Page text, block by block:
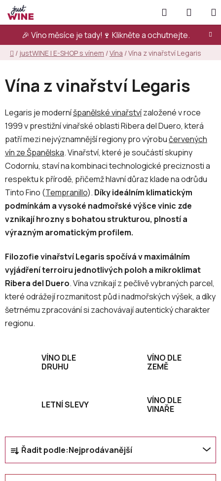
Přejít
na
obsah
🎉 Víno měsíce je tady!🍷 Klikněte a ochutnejte.
Hledat
KOŠÍK
Domů
/ justWINE | E-SHOP s vínem /Vína /Vína z vinařství Legaris
Vína z vinařství Legaris
Legaris je moderníšpanělské vinařstvízaložené v roce
1999 v prestižní vinařské oblasti Ribera del Duero, která
patří mezi nejvýznamnější regiony pro výrobučervených
vín ze Španělska. Vinařství, které je součástí skupiny
Codorníu, staví na kombinaci technologické preciznosti a
respektu k přírodě, přičemž hlavní důraz klade na odrůdu
Tinto Fino (Tempranillo). Díky ideálním klimatickým
podmínkám a vysoké nadmořské výšce vinic zde
vznikají hrozny s bohatou strukturou, plností a
výrazným aromatickým profilem.
Filozofie vinařství Legaris spočívá v maximálním
vyjádření terroiru jednotlivých poloh a mikroklimat
Ribera del Duero. Vína vznikají z pečlivě vybraných parcel,
které odrážejí rozmanitost půd i nadmořských výšek, a díky
šetrnému zpracování si zachovávají autentický charakter
regionu.
VÍNO DLE
DRUHU
VÍNO DLE
ZEMĚ
LETNÍ SLEVY
VÍNO DLE
VINAŘE
Ř
a
z
Řadit podle:Nejprodávanější